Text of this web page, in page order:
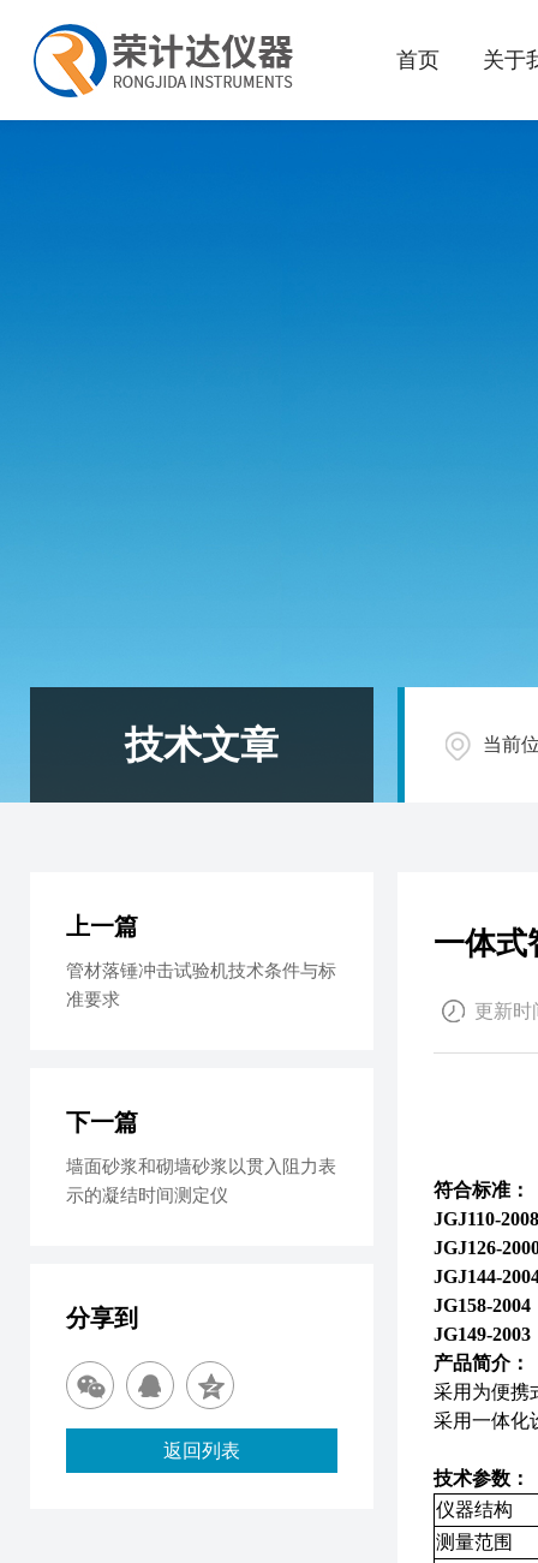
首页 关于
技术文章 当前
一体式
更新时
符合标准：
JGJ110-
JGJ126-
JGJ144-
JG158-
JG149-
产品简介：
采用为便携
采用一体化
技术参数：
仪器结构
测量范围
上一篇
管材落锤冲击试验机技术条件与标
准要求
下一篇
墙面砂浆和砌墙砂浆以贯入阻力表
示的凝结时间测定仪
分享到
返回列表